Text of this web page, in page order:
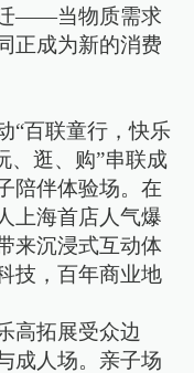
——当物质需求
正成为新的消费
“百联童行，快乐
、逛、购”串联成
陪伴体验场。在
上海首店人气爆
来沉浸式互动体
技，百年商业地
高拓展受众边
成人场。亲子场